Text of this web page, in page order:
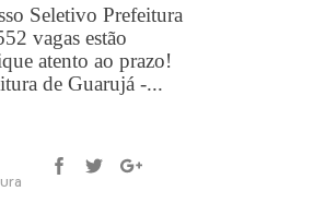
Seletivo Prefeitura
vagas estão
atento ao prazo!
de Guarujá -...